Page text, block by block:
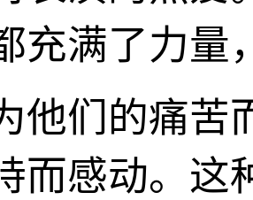
充满了力量
他们的痛苦
而感动。这